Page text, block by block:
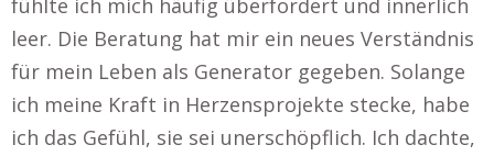
fühlte ich mich häufig überfordert und innerlich
leer. Die Beratung hat mir ein neues Verständnis
für mein Leben als Generator gegeben. Solange
ich meine Kraft in Herzensprojekte stecke, habe
ich das Gefühl, sie sei unerschöpflich. Ich dachte,